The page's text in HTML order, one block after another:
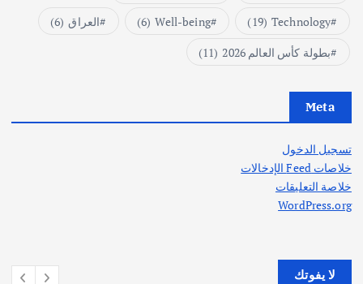
Technology
(19)
Well-being
(6) العراق (6)
بطولة كأس العالم 2026
(11)
Meta
تسجيل الدخول
خلاصات Feed الإدخالات
خلاصة التعليقات
WordPress.org
لا يفوتك